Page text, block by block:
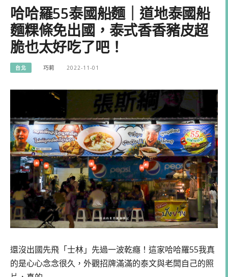
哈哈羅55泰國船麵｜道地泰國船
麵粿條免出國，泰式香香豬皮超
脆也太好吃了吧！
台北 巧莉 2022-11-01
還沒出國先飛「士林」先過一波乾癮！這家哈哈羅55我真
的是心心念念很久，外觀招牌滿滿的泰文與老闆自己的照